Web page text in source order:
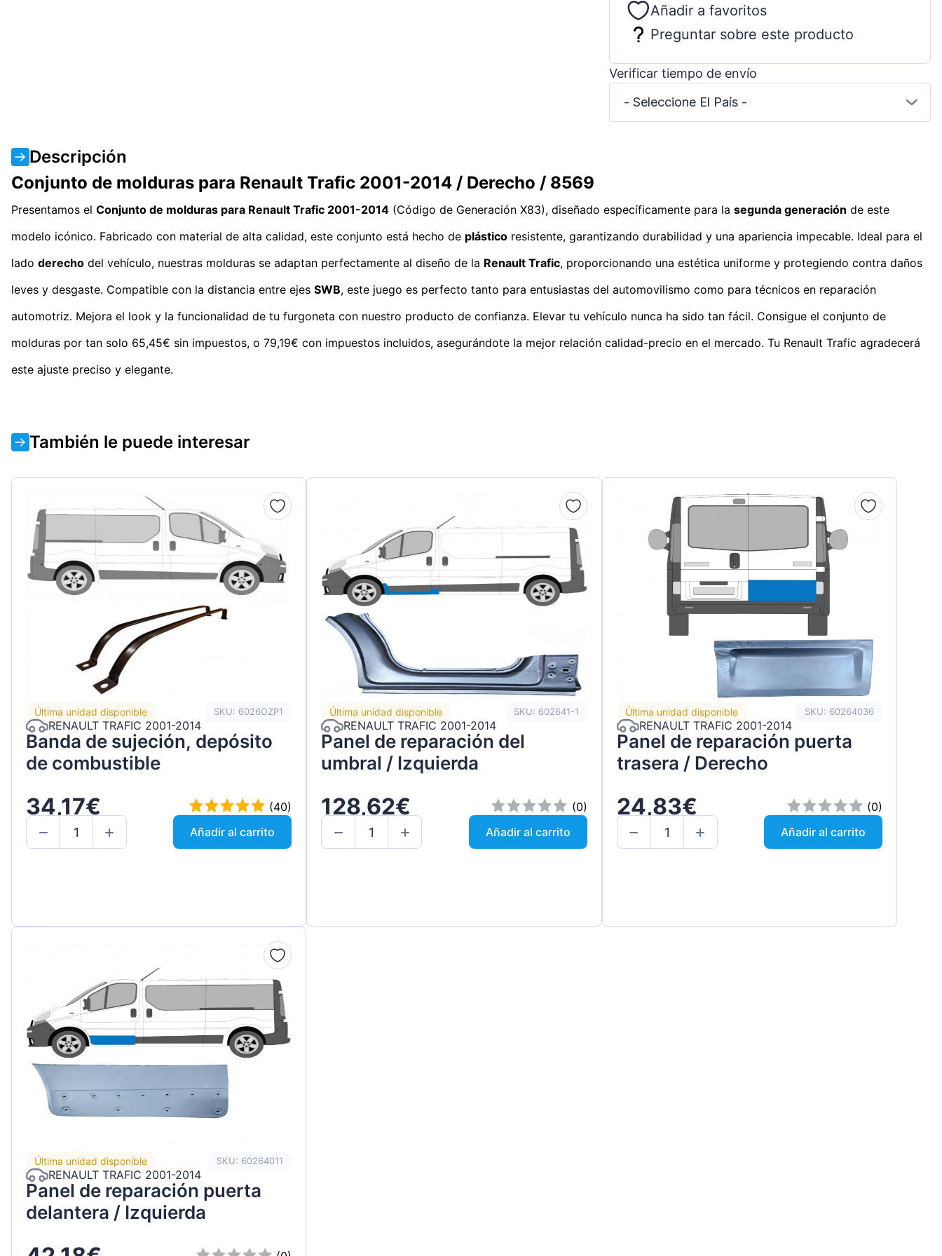
Añadir a favoritos
Preguntar sobre este producto
Verificar tiempo de envío
- Seleccione El País -
Descripción
Conjunto de molduras para Renault Trafic 2001-2014 / Derecho / 8569
Presentamos el Conjunto de molduras para Renault Trafic 2001-2014 (Código de Generación X83), diseñado específicamente para la segunda generación de este
modelo icónico. Fabricado con material de alta calidad, este conjunto está hecho de plástico resistente, garantizando durabilidad y una apariencia impecable. Ideal para el
lado derecho del vehículo, nuestras molduras se adaptan perfectamente al diseño de la Renault Trafic, proporcionando una estética uniforme y protegiendo contra daños
leves y desgaste. Compatible con la distancia entre ejes SWB, este juego es perfecto tanto para entusiastas del automovilismo como para técnicos en reparación
automotriz. Mejora el look y la funcionalidad de tu furgoneta con nuestro producto de confianza. Elevar tu vehículo nunca ha sido tan fácil. Consigue el conjunto de
molduras por tan solo 65,45€ sin impuestos, o 79,19€ con impuestos incluidos, asegurándote la mejor relación calidad-precio en el mercado. Tu Renault Trafic agradecerá
este ajuste preciso y elegante.
También le puede interesar
Última unidad disponible SKU: 6026OZP1
RENAULT TRAFIC 2001-2014
Banda de sujeción, depósito
de combustible
34,17€
(40)
Añadir al carrito
Última unidad disponible SKU: 602641-1
RENAULT TRAFIC 2001-2014
Panel de reparación del
umbral / Izquierda
128,62€
(0)
Añadir al carrito
Última unidad disponible SKU: 60264036
RENAULT TRAFIC 2001-2014
Panel de reparación puerta
trasera / Derecho
24,83€
(0)
Añadir al carrito
Última unidad disponible SKU: 60264011
RENAULT TRAFIC 2001-2014
Panel de reparación puerta
delantera / Izquierda